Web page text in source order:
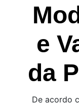
e
da
De acordo